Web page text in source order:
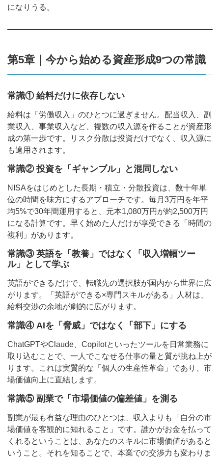
になりうる。
第5章｜今から始める資産形成9つの常識
常識① 給料だけに依存しない
給料は「労働収入」のひとつに過ぎません。配当収入、副
業収入、事業収入など、複数の収入源を作ることが資産形
成の第一歩です。リスク分散は投資だけでなく、収入源に
も適用されます。
常識② 投資を「ギャンブル」と混同しない
NISAをはじめとした長期・積立・分散投資は、数十年単
位の時間を味方にするアプローチです。毎月3万円を年平
均5%で30年間運用すると、元本1,080万円が約2,500万円
になる計算です。早く始めた人だけが享受できる「時間の
複利」があります。
常識③ 英語を「教養」ではなく「収入増幅ツー
ル」として学ぶ
英語ができるだけで、転職先の選択肢が国内から世界に広
がります。「英語ができる×専門スキルがある」人材は、
給料交渉の余地が劇的に広がります。
常識④ AIを「脅威」ではなく「部下」にする
ChatGPTやClaude、Copilotといったツールを日常業務に
取り込むことで、一人でこなせる仕事の量と質が跳ね上が
ります。これは実質的な「個人の生産性革命」であり、市
場価値向上に直結します。
常識⑤ 副業で「市場価値の偏差値」を測る
副業が最も有益な理由のひとつは、収入よりも「自分の市
場価値を客観的に知れること」です。誰かがお金を払って
くれるということは、あなたのスキルに市場価値があると
いうこと。それを知ることで、本業での交渉力も変わりま